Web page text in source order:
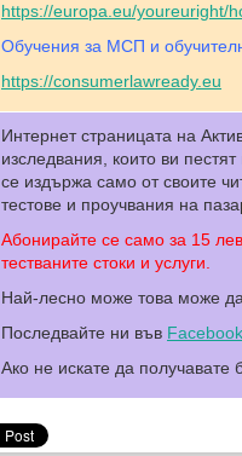
https://europa.eu/youreuright/
Обучения за МСП и
https://consumerlawready.eu
Интернет страницата на
изследвания, които ви
се издържа само от своите
тестове и проучвания на
Абонирайте се само за 15
тестваните стоки и услуги.
Най-лесно може това може
Последвайте ни във Facebook
Ако не искате да